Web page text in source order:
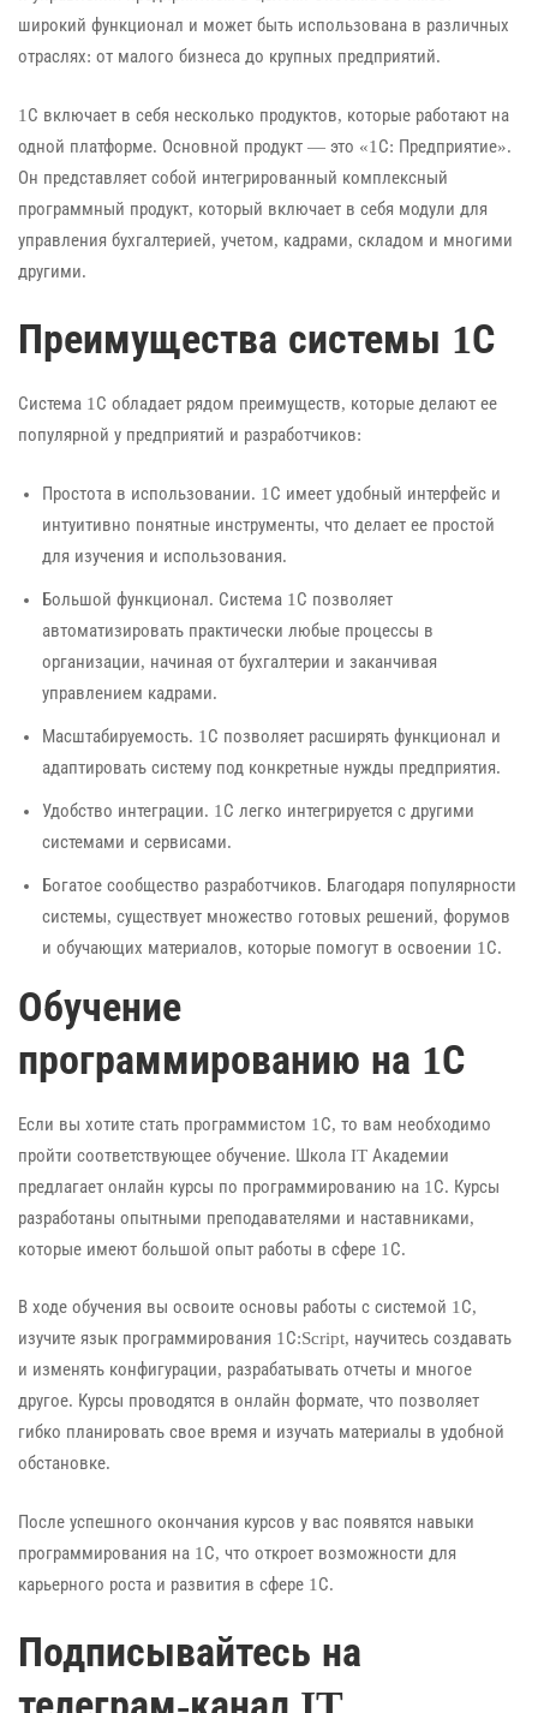
широкий функционал и может быть использована в различных
отраслях: от малого бизнеса до крупных предприятий.
1С включает в себя несколько продуктов, которые работают на
одной платформе. Основной продукт — это «1С: Предприятие».
Он представляет собой интегрированный комплексный
программный продукт, который включает в себя модули для
управления бухгалтерией, учетом, кадрами, складом и многими
другими.
Преимущества системы 1С
Система 1С обладает рядом преимуществ, которые делают ее
популярной у предприятий и разработчиков:
Простота в использовании. 1С имеет удобный интерфейс и
интуитивно понятные инструменты, что делает ее простой
для изучения и использования.
Большой функционал. Система 1С позволяет
автоматизировать практически любые процессы в
организации, начиная от бухгалтерии и заканчивая
управлением кадрами.
Масштабируемость. 1С позволяет расширять функционал и
адаптировать систему под конкретные нужды предприятия.
Удобство интеграции. 1С легко интегрируется с другими
системами и сервисами.
Богатое сообщество разработчиков. Благодаря популярности
системы, существует множество готовых решений, форумов
и обучающих материалов, которые помогут в освоении 1С.
Обучение
программированию на 1С
Если вы хотите стать программистом 1С, то вам необходимо
пройти соответствующее обучение. Школа IT Академии
предлагает онлайн курсы по программированию на 1С. Курсы
разработаны опытными преподавателями и наставниками,
которые имеют большой опыт работы в сфере 1С.
В ходе обучения вы освоите основы работы с системой 1С,
изучите язык программирования 1С:Script, научитесь создавать
и изменять конфигурации, разрабатывать отчеты и многое
другое. Курсы проводятся в онлайн формате, что позволяет
гибко планировать свое время и изучать материалы в удобной
обстановке.
После успешного окончания курсов у вас появятся навыки
программирования на 1С, что откроет возможности для
карьерного роста и развития в сфере 1С.
Подписывайтесь на